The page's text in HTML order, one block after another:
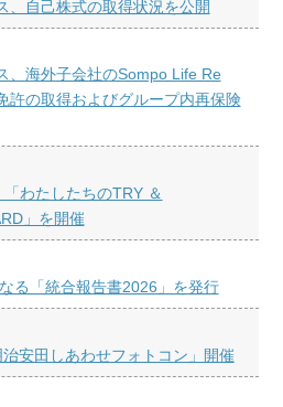
、自己株式の取得状況を公開
、海外子会社のSompo Life Re
許の取得およびグループ内再保険
わたしたちのTRY ＆
」を開催
る「統合報告書2026」を発行
安田しあわせフォトコン」開催